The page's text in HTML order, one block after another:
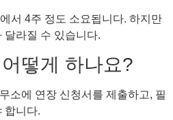
서 4주 정도 소요됩니다. 하지만
달라질 수 있습니다.
떻게 하나요?
소에 연장 신청서를 제출하고, 필
합니다.